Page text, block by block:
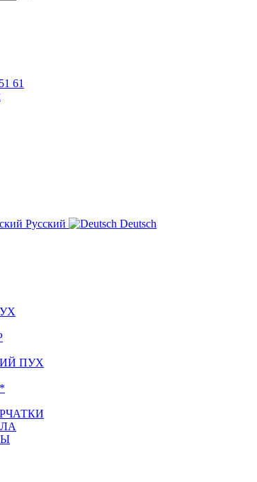
61
Русский
Deutsch
ПУХ